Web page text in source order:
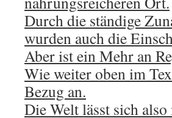
Durch die ständige
wurden auch die
Aber ist ein Mehr an
Wie weiter oben im
Bezug an.
Die Welt lässt sich